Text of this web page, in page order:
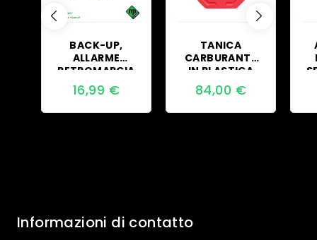
BACK-UP,
ALLARME
RETROMARCIA
MULTITENSIONE
12-24-36V
16,99 €
TANICA
CARBURANTE
IN PLASTICA
10L
84,00 €
Informazioni di contatto